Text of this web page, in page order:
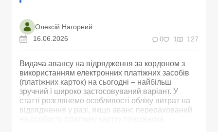
Олексій Нагорний
16.06.2026
0 1 127
Видача авансу на відрядження за кордоном з
використанням електронних платіжних засобів
(платіжних карток) на сьогодні – найбільш
зручний і широко застосовуваний варіант. У
статті розглянемо особливості обліку витрат на
відрядження у разі, якщо аванс перерахований